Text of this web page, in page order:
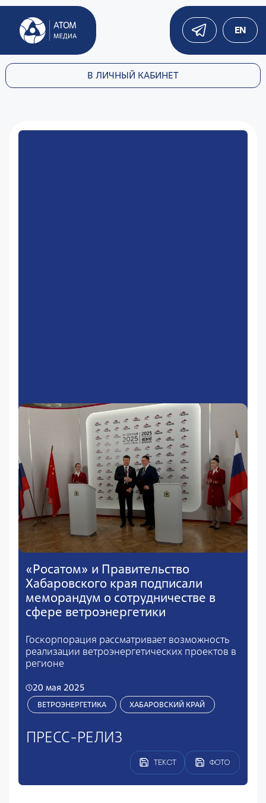
EN
В ЛИЧНЫЙ КАБИНЕТ
«Росатом» и Правительство
Хабаровского края подписали
меморандум о сотрудничестве в
сфере ветроэнергетики
Госкорпорация рассматривает возможность
реализации ветроэнергетических проектов в
регионе
20 мая 2025
ВЕТРОЭНЕРГЕТИКА ХАБАРОВСКИЙ КРАЙ
ПРЕСС-РЕЛИЗ
ТЕКСТ ФОТО